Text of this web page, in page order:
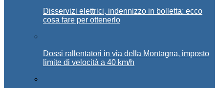
Disservizi elettrici, indennizzo in bolletta: ecco
cosa fare per ottenerlo
Dossi rallentatori in via della Montagna, imposto
limite di velocità a 40 km/h